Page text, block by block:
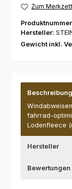
Zum
Hersteller:
Gewicht inkl.
Beschreibung
fahrrad-
Lodenfleece
Hersteller
Bewertungen